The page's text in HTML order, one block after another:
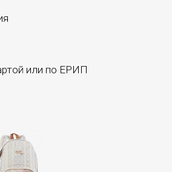
или по ЕРИП